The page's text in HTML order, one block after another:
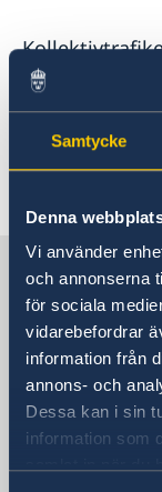
Samtycke
Denna
Vi använder
och annonserna
för sociala
vidarebefordrar
information från
annons- och
Dessa kan i sin
information som
fungerar
York City och
utbyggd
Sverige i
Sveriges